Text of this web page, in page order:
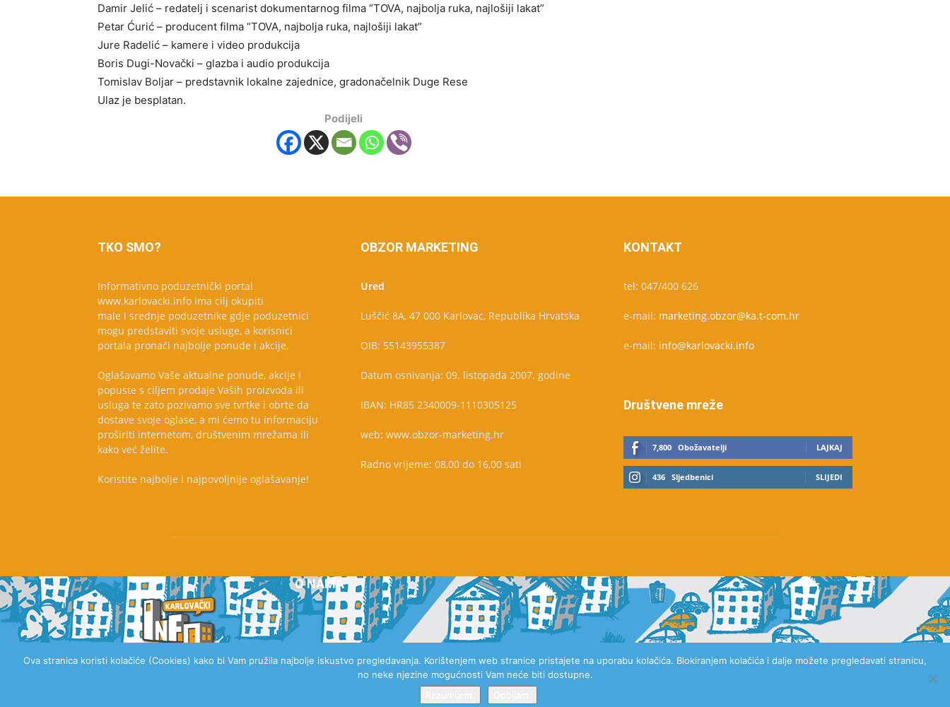
Damir Jelić – redatelj i scenarist dokumentarnog filma “TOVA, najbolja ruka, najlošiji lakat”
Petar Ćurić – producent filma “TOVA, najbolja ruka, najlošiji lakat”
Jure Radelić – kamere i video produkcija
Boris Dugi-Novački – glazba i audio produkcija
Tomislav Boljar – predstavnik lokalne zajednice, gradonačelnik Duge Rese
Ulaz je besplatan.
Podijeli
TKO SMO?
Informativno poduzetnički portal
www.karlovacki.info ima cilj okupiti
male i srednje poduzetnike gdje poduzetnici
mogu predstaviti svoje usluge, a korisnici
portala pronaći najbolje ponude i akcije.
Oglašavamo Vaše aktualne ponude, akcije i
popuste s ciljem prodaje Vaših proizvoda ili
usluga te zato pozivamo sve tvrtke i obrte da
dostave svoje oglase, a mi ćemo tu informaciju
proširiti internetom, društvenim mrežama ili
kako već želite.
Koristite najbolje i najpovoljnije oglašavanje!
OBZOR MARKETING
Ured
Luščić 8A, 47 000 Karlovac, Republika Hrvatska
OIB: 55143955387
Datum osnivanja: 09. listopada 2007. godine
IBAN: HR85 2340009-1110305125
web: www.obzor-marketing.hr
Radno vrijeme: 08,00 do 16,00 sati
KONTAKT
tel: 047/400 626
e-mail: marketing.obzor@ka.t-com.hr
e-mail: info@karlovacki.info
Društvene mreže
7,800 Obožavatelji LAJKAJ
436 Sljedbenici SLIJEDI
O NAMA
Ova stranica koristi kolačiće (Cookies) kako bi Vam pružila najbolje iskustvo pregledavanja. Korištenjem web stranice pristajete na uporabu kolačića. Blokiranjem kolačića i dalje možete pregledavati stranicu,
no neke njezine mogućnosti Vam neće biti dostupne.